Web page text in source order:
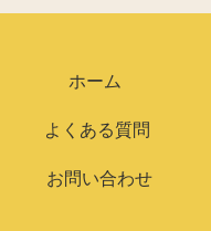
ホーム
よくある質問
お問い合わせ